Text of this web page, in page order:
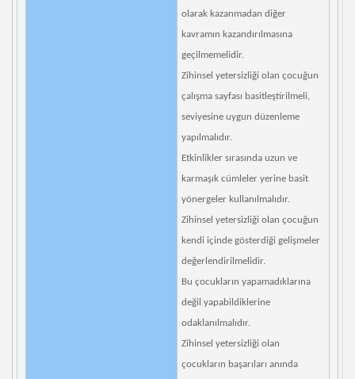
olarak kazanmadan diğer
kavramın kazandırılmasına
geçilmemelidir.
Zihinsel yetersizliği olan çocuğun
çalışma sayfası basitleştirilmeli,
seviyesine uygun düzenleme
yapılmalıdır.
Etkinlikler sırasında uzun ve
karmaşık cümleler yerine basit
yönergeler kullanılmalıdır.
Zihinsel yetersizliği olan çocuğun
kendi içinde gösterdiği gelişmeler
değerlendirilmelidir.
Bu çocukların yapamadıklarına
değil yapabildiklerine
odaklanılmalıdır.
Zihinsel yetersizliği olan
çocukların başarıları anında